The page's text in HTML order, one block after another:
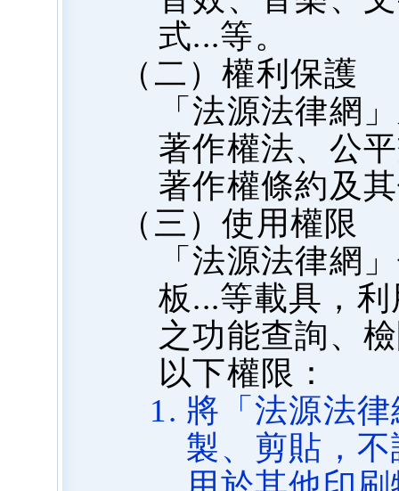
式...等。
（二）權利保護
「法源法律網
著作權法、公
著作權條約及
（三）使用權限
「法源法律網
板...等載具，
之功能查詢、
以下權限：
將「法源法
製、剪貼，